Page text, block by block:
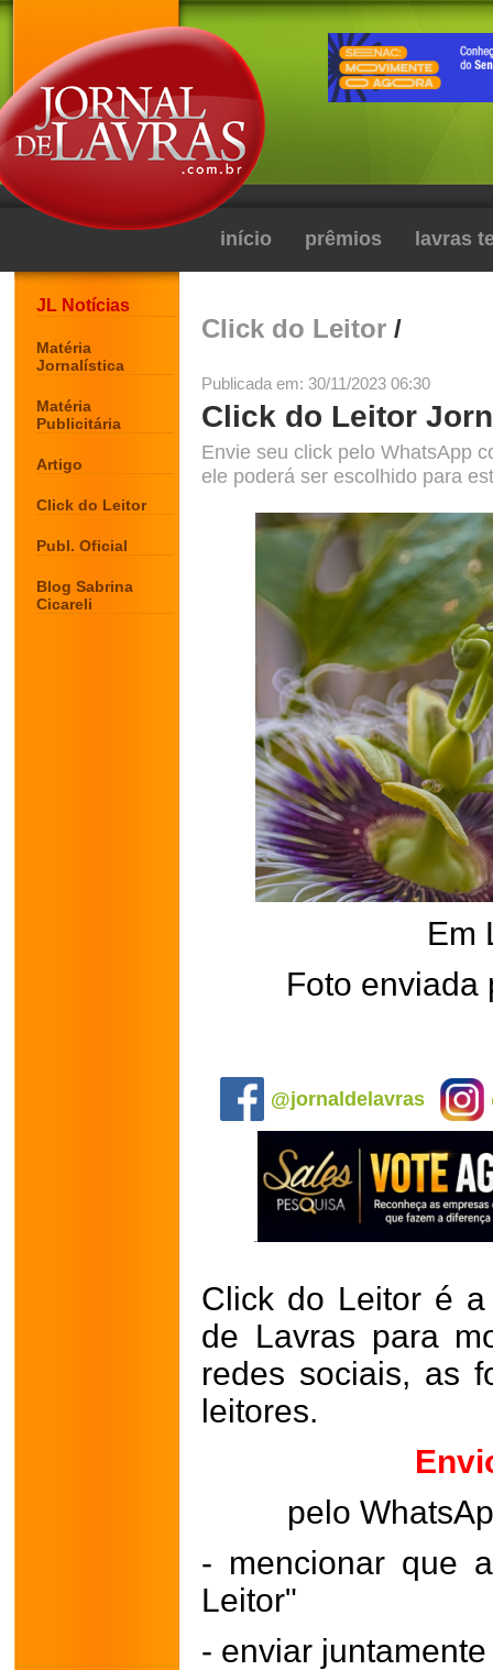
início prêmios lavras
JL Notícias
Matéria
Jornalística
Matéria
Publicitária
Artigo
Click do Leitor
Publ. Oficial
Blog Sabrina
Cicareli
Click do Leitor /
Publicada em: 30/11/2023 06:30
Click do Leitor
Envie seu click pelo WhatsApp
ele poderá ser escolhido para
Em
Foto enviada
@jornaldelavras
Click do Leitor é
de Lavras para
redes sociais, as
leitores.
pelo
- mencionar que
Leitor"
- enviar